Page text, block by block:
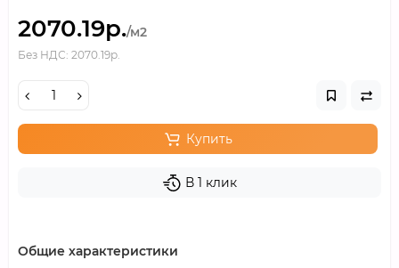
2070.19р./м2
Без НДС: 2070.19р.
Купить
В 1 клик
Общие характеристики